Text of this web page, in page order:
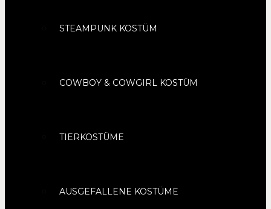
STEAMPUNK KOSTÜM
COWBOY & COWGIRL KOSTÜM
TIERKOSTÜME
AUSGEFALLENE KOSTÜME